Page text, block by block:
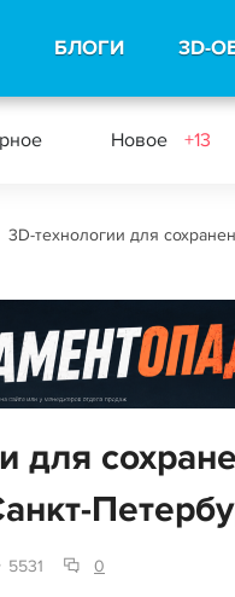
БЛОГИ 3D-
Новое +13
3D-технологии для
для
5531 0